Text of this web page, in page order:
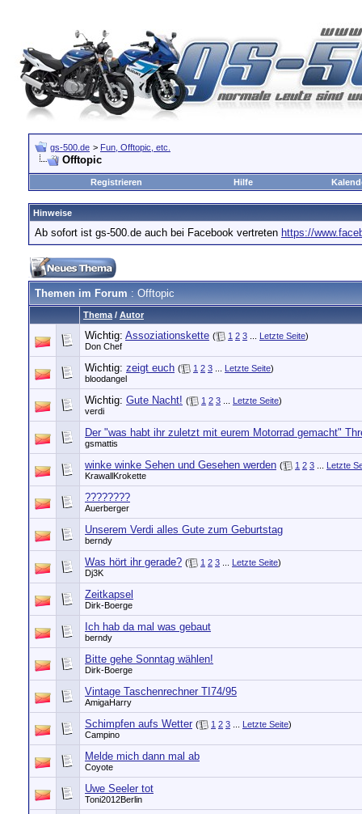
gs-500.de > Fun, Offtopic, etc.
Offtopic
Registrieren Hilfe
Hinweise
Ab sofort ist gs-500.de auch bei Facebook vertreten https://
Themen im Forum : Offtopic
Thema / Autor
Wichtig: Assoziationskette ( 1 2 3 Letzte Seite)
Don Chef
Wichtig: zeigt euch ( 1 2 3 Letzte Seite)
bloodangel
Wichtig: Gute Nacht! ( 1 2 3 Letzte Seite)
verdi
Der "was habt ihr zuletzt mit eurem Motorrad gemacht"
gsmattis
winke winke Sehen und Gesehen werden ( 1 2 3
Letzte
KrawallKrokette
????????
Auerberger
Unserem Verdi alles Gute zum Geburtstag
berndy
Was hört ihr gerade? ( 1 2 3 Letzte Seite)
Dj3K
Zeitkapsel
Dirk-Boerge
Ich hab da mal was gebaut
berndy
Bitte gehe Sonntag wählen!
Dirk-Boerge
Vintage Taschenrechner TI74/95
AmigaHarry
Schimpfen aufs Wetter ( 1 2 3 Letzte Seite)
Campino
Melde mich dann mal ab
Coyote
Uwe Seeler tot
Toni2012Berlin